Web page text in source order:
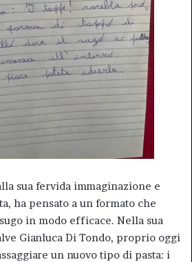
sua fervida immaginazione e
ha pensato a un formato che
in modo efficace. Nella sua
Gianluca Di Tondo, proprio oggi
un nuovo tipo di pasta: i